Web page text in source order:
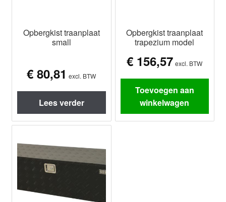
Opbergkist traanplaat
small
€ 80,81 excl. BTW
Lees verder
Opbergkist traanplaat
trapezium model
€ 156,57 excl. BTW
Toevoegen aan
winkelwagen